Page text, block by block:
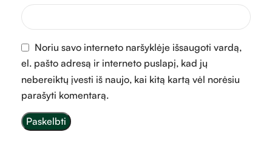
Noriu savo interneto naršyklėje išsaugoti vardą,
el. pašto adresą ir interneto puslapį, kad jų
nebereiktų įvesti iš naujo, kai kitą kartą vėl norėsiu
parašyti komentarą.